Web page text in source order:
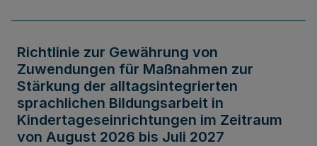
Richtlinie zur Gewährung von
Zuwendungen für Maßnahmen zur
Stärkung der alltagsintegrierten
sprachlichen Bildungsarbeit in
Kindertageseinrichtungen im Zeitraum
von August 2026 bis Juli 2027